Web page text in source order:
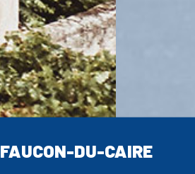
FAUCON-DU-CAIRE